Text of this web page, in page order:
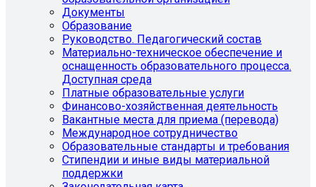
Документы
Образование
Руководство. Педагогический состав
Материально-техническое обеспечение и
оснащенность образовательного процесса.
Доступная среда
Платные образовательные услуги
Финансово-хозяйственная деятельность
Вакантные места для приема (перевода)
Международное сотрудничество
Образовательные стандарты и требования
Стипендии и иные виды материальной
поддержки